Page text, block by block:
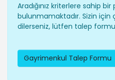
Aradığınız kriterlere sahip
bulunmamaktadır. Sizin için
dilerseniz, lütfen talep
Gayrimenkul Talep Formu